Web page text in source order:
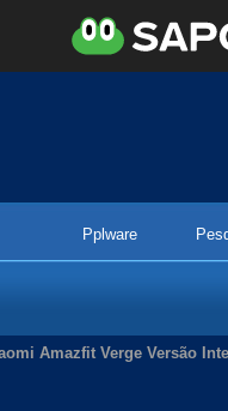
Pplware
Amazfit Verge Versão